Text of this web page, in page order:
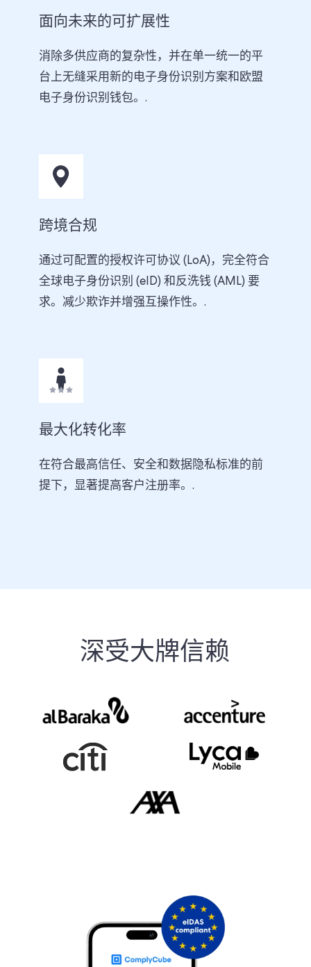
面向未来的可扩展性
消除多供应商的复杂性，并在单一统一的平
台上无缝采用新的电子身份识别方案和欧盟
电子身份识别钱包。.
跨境合规
通过可配置的授权许可协议 (LoA)，完全符合
全球电子身份识别 (eID) 和反洗钱 (AML) 要
求。减少欺诈并增强互操作性。.
最大化转化率
在符合最高信任、安全和数据隐私标准的前
提下，显著提高客户注册率。.
深受大牌信赖